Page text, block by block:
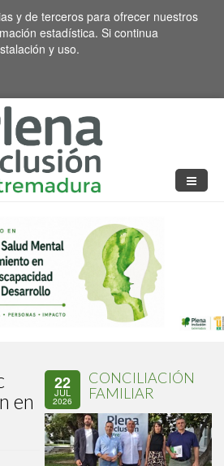
y de terceros para ofrecer nuestros
estadística. Si continua
y uso.
en
22
JUL
2026
CONCILIACIÓN
FAMILIAR